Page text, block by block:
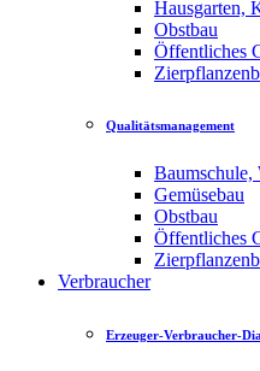
Hausgarten,
Obstbau
Öffentliches
Qualitätsmanagement
Baumschule,
Gemüsebau
Obstbau
Öffentliches
Verbraucher
Erzeuger-Verbraucher-